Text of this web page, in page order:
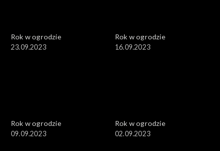
Rok w ogrodzie
23.09.2023
Rok w ogrodzie
16.09.2023
Rok w ogrodzie
09.09.2023
Rok w ogrodzie
02.09.2023